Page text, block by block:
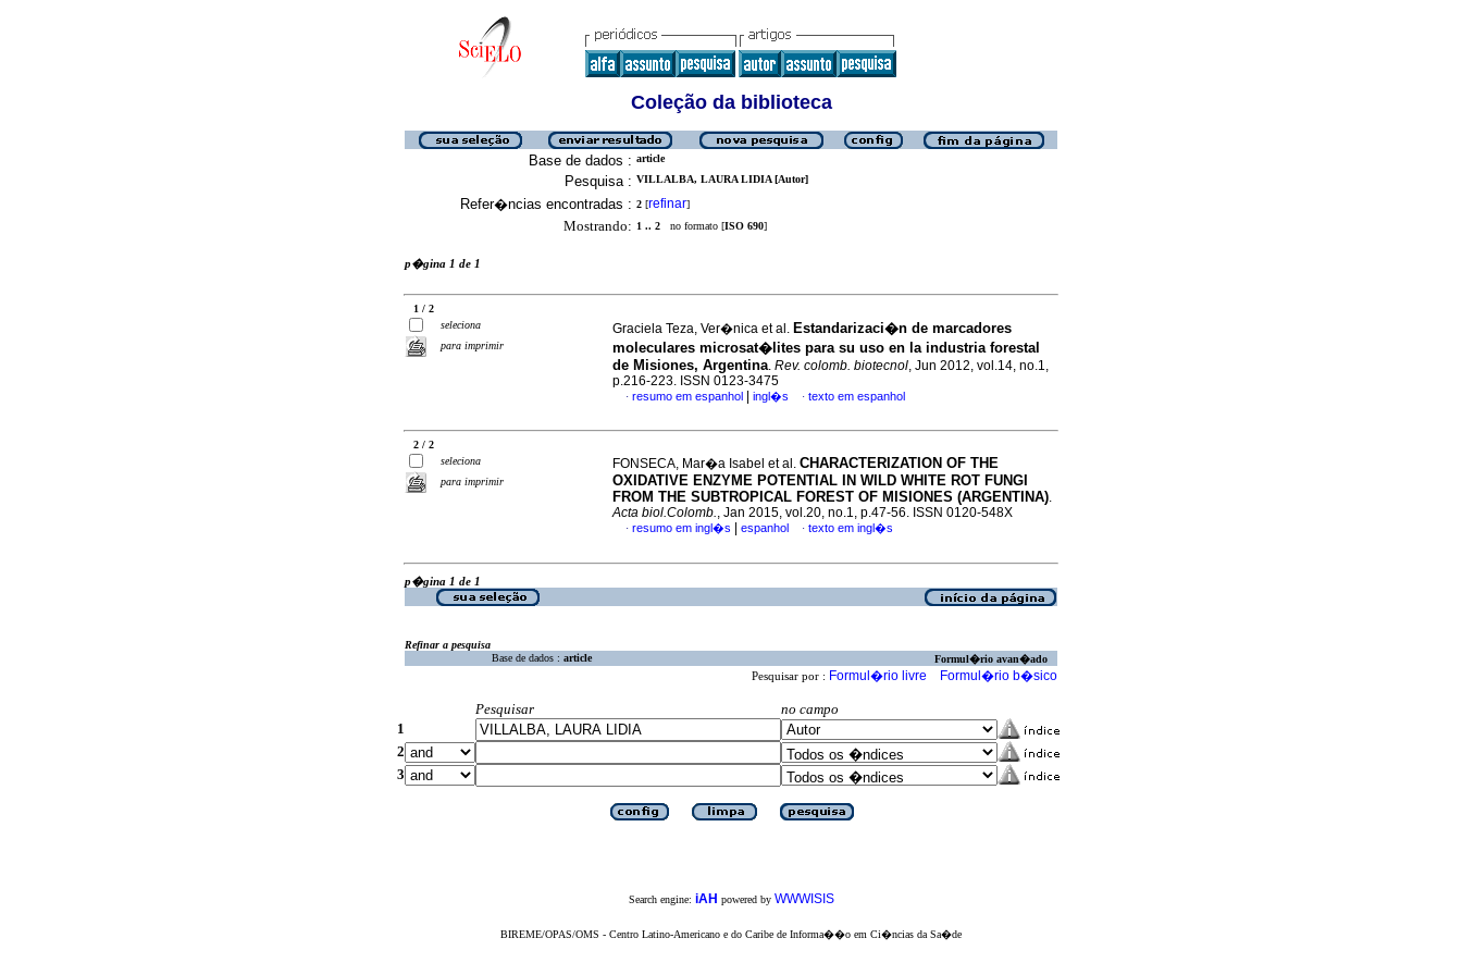
Coleção da biblioteca
Base de dados : article
Pesquisa : VILLALBA, LAURA LIDIA [Autor]
Refer�ncias encontradas : 2 [refinar]
Mostrando: 1 .. 2 no formato [ISO 690]
p�gina 1 de 1
1 / 2
seleciona
para imprimir
Graciela Teza, Ver�nica et al. Estandarizaci�n de marcadores
moleculares microsat�lites para su uso en la industria forestal
de Misiones, Argentina. Rev. colomb. biotecnol, Jun 2012, vol.14, no.1,
p.216-223. ISSN 0123-3475
· resumo em espanhol ingl�s · texto em espanhol
2 / 2
seleciona
para imprimir
FONSECA, Mar�a Isabel et al. CHARACTERIZATION OF THE
OXIDATIVE ENZYME POTENTIAL IN WILD WHITE ROT FUNGI
FROM THE SUBTROPICAL FOREST OF MISIONES (ARGENTINA).
Acta biol.Colomb., Jan 2015, vol.20, no.1, p.47-56. ISSN 0120-548X
· resumo em ingl�s espanhol · texto em ingl�s
p�gina 1 de 1
Refinar a pesquisa
Base de dados : article Formul�rio avan�ado
Pesquisar por : Formul�rio livre Formul�rio b�sico
Pesquisar
no campo
1
2
3
Search engine: iAH powered by WWWISIS
BIREME/OPAS/OMS - Centro Latino-Americano e do Caribe de Informa��o em Ci�ncias da Sa�de